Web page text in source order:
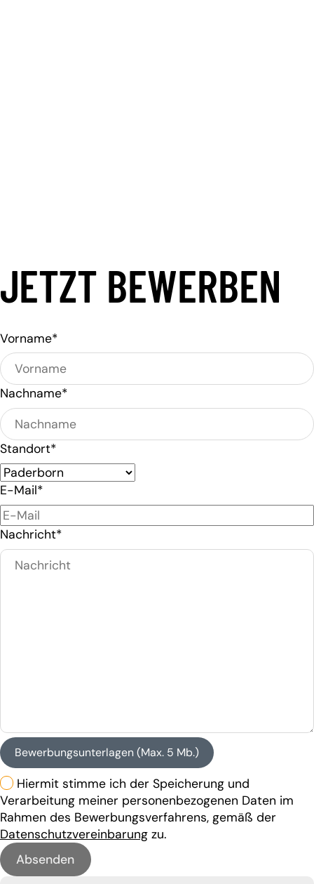
JETZT BEWERBEN
Vorname*
Nachname*
Standort*
E-Mail*
Nachricht*
Bewerbungsunterlagen (Max. 5 Mb.)
Hiermit stimme ich der Speicherung und
Verarbeitung meiner personenbezogenen Daten im
Rahmen des Bewerbungsverfahrens, gemäß der
Datenschutzvereinbarung zu.